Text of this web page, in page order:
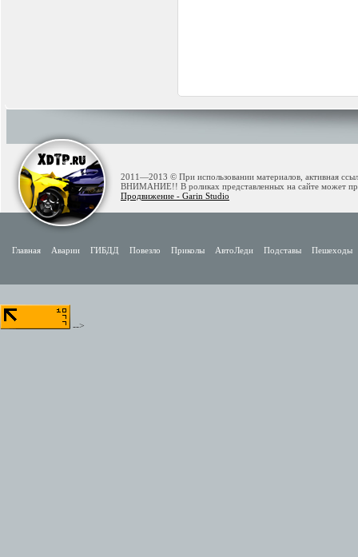
2011—2013 © При использовании материалов, активная
ВНИМАНИЕ!! В роликах представленных на сайте может
Продвижение - Garin Studio
Главная Аварии ГИБДД Повезло Приколы АвтоЛеди Подставы Пешеходы
-->